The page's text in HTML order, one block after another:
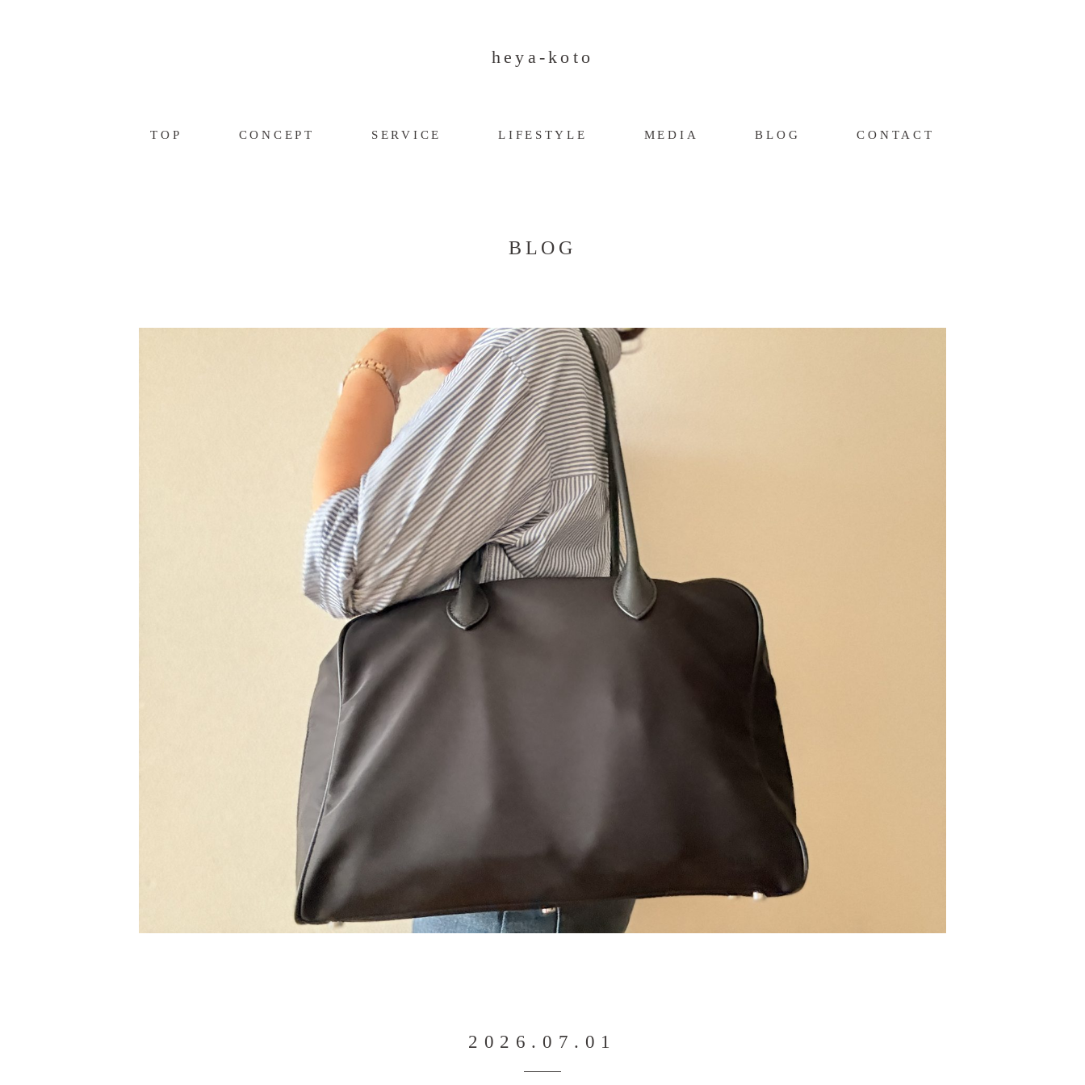
heya-koto
TOP CONCEPT SERVICE LIFESTYLE MEDIA BLOG CONTACT
BLOG
2026.07.01